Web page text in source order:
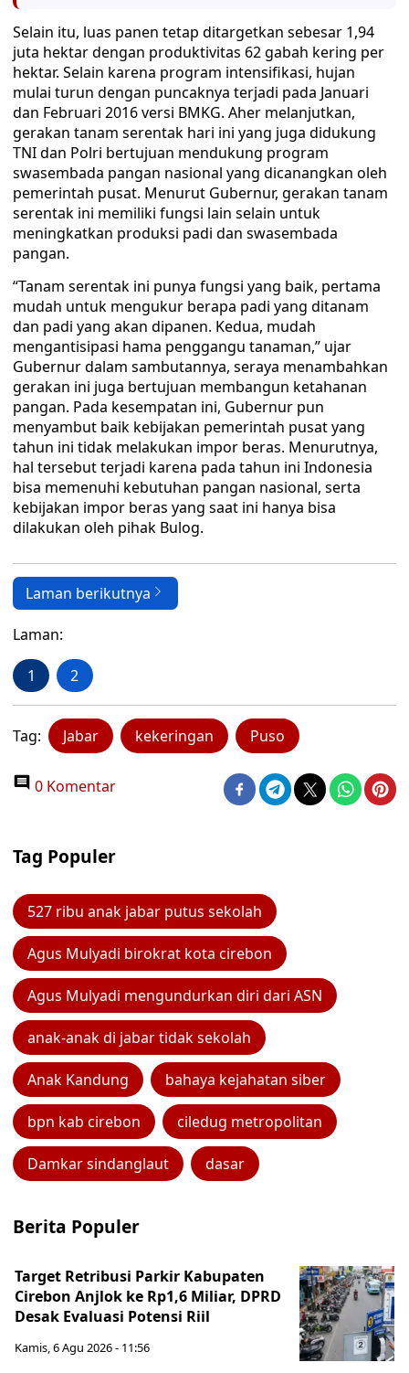
Selain itu, luas panen tetap ditargetkan sebesar 1,94
juta hektar dengan produktivitas 62 gabah kering per
hektar. Selain karena program intensifikasi, hujan
mulai turun dengan puncaknya terjadi pada Januari
dan Februari 2016 versi BMKG. Aher melanjutkan,
gerakan tanam serentak hari ini yang juga didukung
TNI dan Polri bertujuan mendukung program
swasembada pangan nasional yang dicanangkan oleh
pemerintah pusat. Menurut Gubernur, gerakan tanam
serentak ini memiliki fungsi lain selain untuk
meningkatkan produksi padi dan swasembada
pangan.
“Tanam serentak ini punya fungsi yang baik, pertama
mudah untuk mengukur berapa padi yang ditanam
dan padi yang akan dipanen. Kedua, mudah
mengantisipasi hama penggangu tanaman,” ujar
Gubernur dalam sambutannya, seraya menambahkan
gerakan ini juga bertujuan membangun ketahanan
pangan. Pada kesempatan ini, Gubernur pun
menyambut baik kebijakan pemerintah pusat yang
tahun ini tidak melakukan impor beras. Menurutnya,
hal tersebut terjadi karena pada tahun ini Indonesia
bisa memenuhi kebutuhan pangan nasional, serta
kebijakan impor beras yang saat ini hanya bisa
dilakukan oleh pihak Bulog.
Laman berikutnya
Laman:
1 2
Tag: Jabar kekeringan Puso
0 Komentar
Tag Populer
527 ribu anak jabar putus sekolah
Agus Mulyadi birokrat kota cirebon
Agus Mulyadi mengundurkan diri dari ASN
anak-anak di jabar tidak sekolah
Anak Kandung bahaya kejahatan siber
bpn kab cirebon ciledug metropolitan
Damkar sindanglaut dasar
Berita Populer
Target Retribusi Parkir Kabupaten
Cirebon Anjlok ke Rp1,6 Miliar, DPRD
Desak Evaluasi Potensi Riil
Kamis, 6 Agu 2026 - 11:56